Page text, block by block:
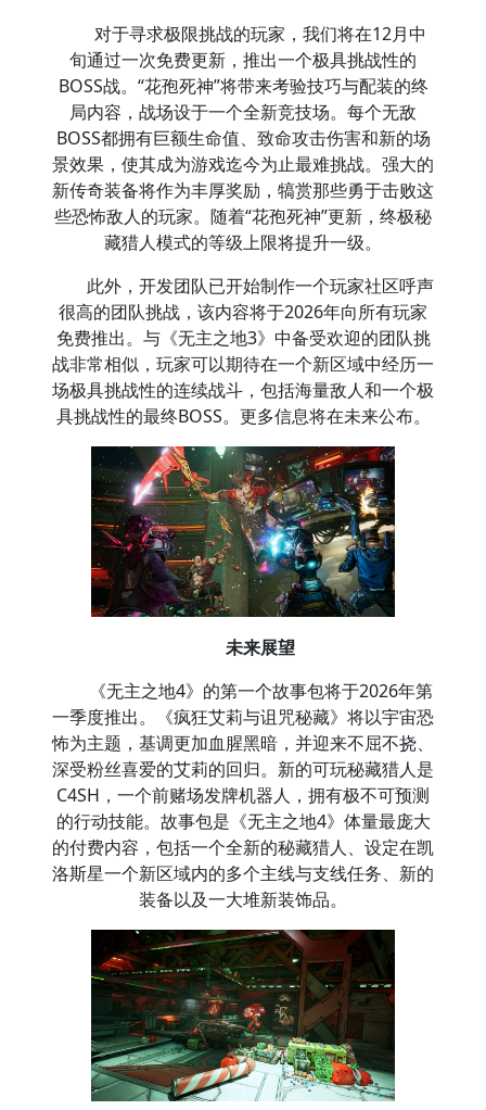
对于寻求极限挑战的玩家，我们将在12月中
旬通过一次免费更新，推出一个极具挑战性的
BOSS战。“花孢死神”将带来考验技巧与配装的终
局内容，战场设于一个全新竞技场。每个无敌
BOSS都拥有巨额生命值、致命攻击伤害和新的场
景效果，使其成为游戏迄今为止最难挑战。强大的
新传奇装备将作为丰厚奖励，犒赏那些勇于击败这
些恐怖敌人的玩家。随着“花孢死神”更新，终极秘
藏猎人模式的等级上限将提升一级。
此外，开发团队已开始制作一个玩家社区呼声
很高的团队挑战，该内容将于2026年向所有玩家
免费推出。与《无主之地3》中备受欢迎的团队挑
战非常相似，玩家可以期待在一个新区域中经历一
场极具挑战性的连续战斗，包括海量敌人和一个极
具挑战性的最终BOSS。更多信息将在未来公布。
未来展望
《无主之地4》的第一个故事包将于2026年第
一季度推出。《疯狂艾莉与诅咒秘藏》将以宇宙恐
怖为主题，基调更加血腥黑暗，并迎来不屈不挠、
深受粉丝喜爱的艾莉的回归。新的可玩秘藏猎人是
C4SH，一个前赌场发牌机器人，拥有极不可预测
的行动技能。故事包是《无主之地4》体量最庞大
的付费内容，包括一个全新的秘藏猎人、设定在凯
洛斯星一个新区域内的多个主线与支线任务、新的
装备以及一大堆新装饰品。